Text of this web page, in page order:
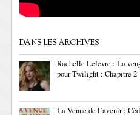
DANS LES ARCHIVES
Rachelle Lefevre : La
pour Twilight : Chapitre 2
La Venue de l’avenir :